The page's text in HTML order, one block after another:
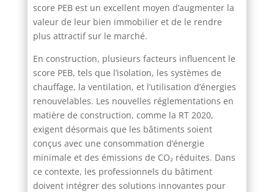
score PEB est un excellent moyen d’augmenter la
valeur de leur bien immobilier et de le rendre
plus attractif sur le marché.
En construction, plusieurs facteurs influencent le
score PEB, tels que l’isolation, les systèmes de
chauffage, la ventilation, et l’utilisation d’énergies
renouvelables. Les nouvelles réglementations en
matière de construction, comme la RT 2020,
exigent désormais que les bâtiments soient
conçus avec une consommation d’énergie
minimale et des émissions de CO₂ réduites. Dans
ce contexte, les professionnels du bâtiment
doivent intégrer des solutions innovantes pour